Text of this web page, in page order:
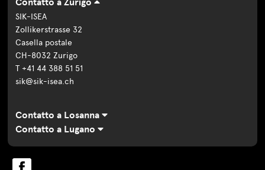
SIK-ISEA
Zollikerstrasse 32
Casella postale
CH-8032 Zurigo
T +41 44 388 51 51
sik@sik-isea.ch
Contatto a Losanna
Contatto a Lugano